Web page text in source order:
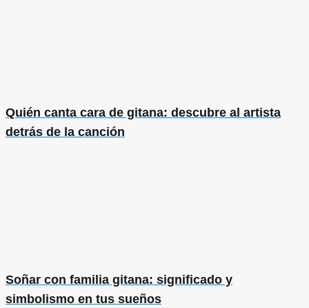
Quién canta cara de gitana: descubre al artista
detrás de la canción
Soñar con familia gitana: significado y
simbolismo en tus sueños